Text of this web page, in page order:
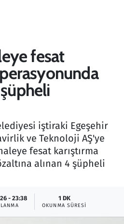
fesat
iştiraki Egeşehir
ve Teknoloji AŞ'ye
fesat karıştırma
alınan 4 şüpheli
- 23:38 1 DK
OKUNMA SÜRESI